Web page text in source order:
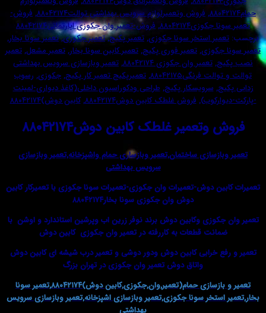
,فروش وتعمیرلوازم سرویس بهداشتی توالت۸۸۰۴۲۱۷۴ ,فروش-
,فروش-تعمیر وان جکوزی اپارتمانی۸۸۰۴۲۱۷۴
استخر سونا جکوزی,تعمیر پکیج,تعمیر جکوزی,تعمیر سونا بخار,
,تعمیر فوری پکیج,تعمیر کابین سونا بخار,تعمیر مشعل,تعمیر
, تعمیر وان جکوزی ۸۸۰۴۲۱۷۴ ,تعمیر وبازسازی سرویس بهداشتی
فرنگی۸۸۰۴۲۱۷۵
,تعمیرپکیج تعمیر کار پکیج,جکوزی,رسوب
سرویسکار پکیج,طراحی ودکوراسیون داخلی(کاغذ دیواری-لمینت
,فروش غلطک کابین دوش۸۸۰۴۲۱۷۴ ,کابین دوش)۸۸۰۴۲۱۷۴
غلطک کابین دوش۸۸۰۴۲۱۷۴
ساختمان,تعمیر وبازساری حمام واشپزخانه,تعمیر وبازسازی
سرویس بهداشتی
دوش-تعمیرات وان جکوزی-تعمیرات سونا جکوزی با تعمیرکار کابین
دوش وان جکوزی سونا بخار۸۸۰۴۲۱۷۴
وکابین دوش برند نوفر زرین اب وپرشین استاندارد و اوشن با
قطعات به کاررفته در تعمیر وان جکوزی کابین دوش
خرابی کابین دوش ودور دوشی و تعمیر درب شیشه ای کابین دوش
واتاق دوش تعمیر وان جکوزی در تهران بزرگ
تعمیر و بازسازی حمام(تعمیر,وان,جکوزی,کابین دوش)۸۸۰۴۲۱۷۴,تعمیر سونا
سونا جکوزی,تعمیر وبازسازی اشپزخانه,تعمیر وبازسازی سرویس